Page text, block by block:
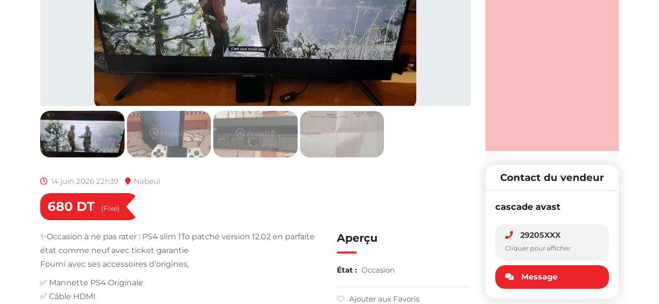
14 juin 2026 22h39 Nabeul
680 DT (Fixe)
✨️Occasion à ne pas rater : PS4 slim 1To patché version 12.02 en parfaite
état comme neuf avec ticket garantie
Fourni avec ses accessoires d’origines,
✅️ Mannette PS4 Originale
✅️ Câble HDMI
Aperçu
État : Occasion
Ajouter aux Favoris
Contact du vendeur
cascade avast
29205XXX
Cliquer pour afficher
Message